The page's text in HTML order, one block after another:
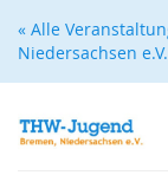
Zum
Haupt-
« Alle
Niedersachsen e.V.